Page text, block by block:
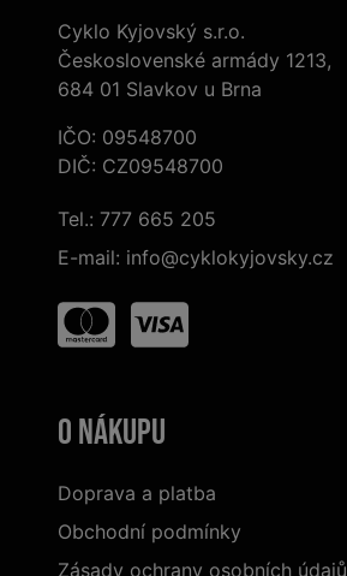
Cyklo Kyjovský s.r.o.
Československé armády 1213,
684 01 Slavkov u Brna
IČO: 09548700
DIČ: CZ09548700
Tel.: 777 665 205
E-mail: info@cyklokyjovsky.cz
O nákupu
Doprava a platba
Obchodní podmínky
Zásady ochrany osobních údajů